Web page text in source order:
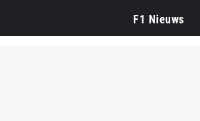
F1 Nieuws